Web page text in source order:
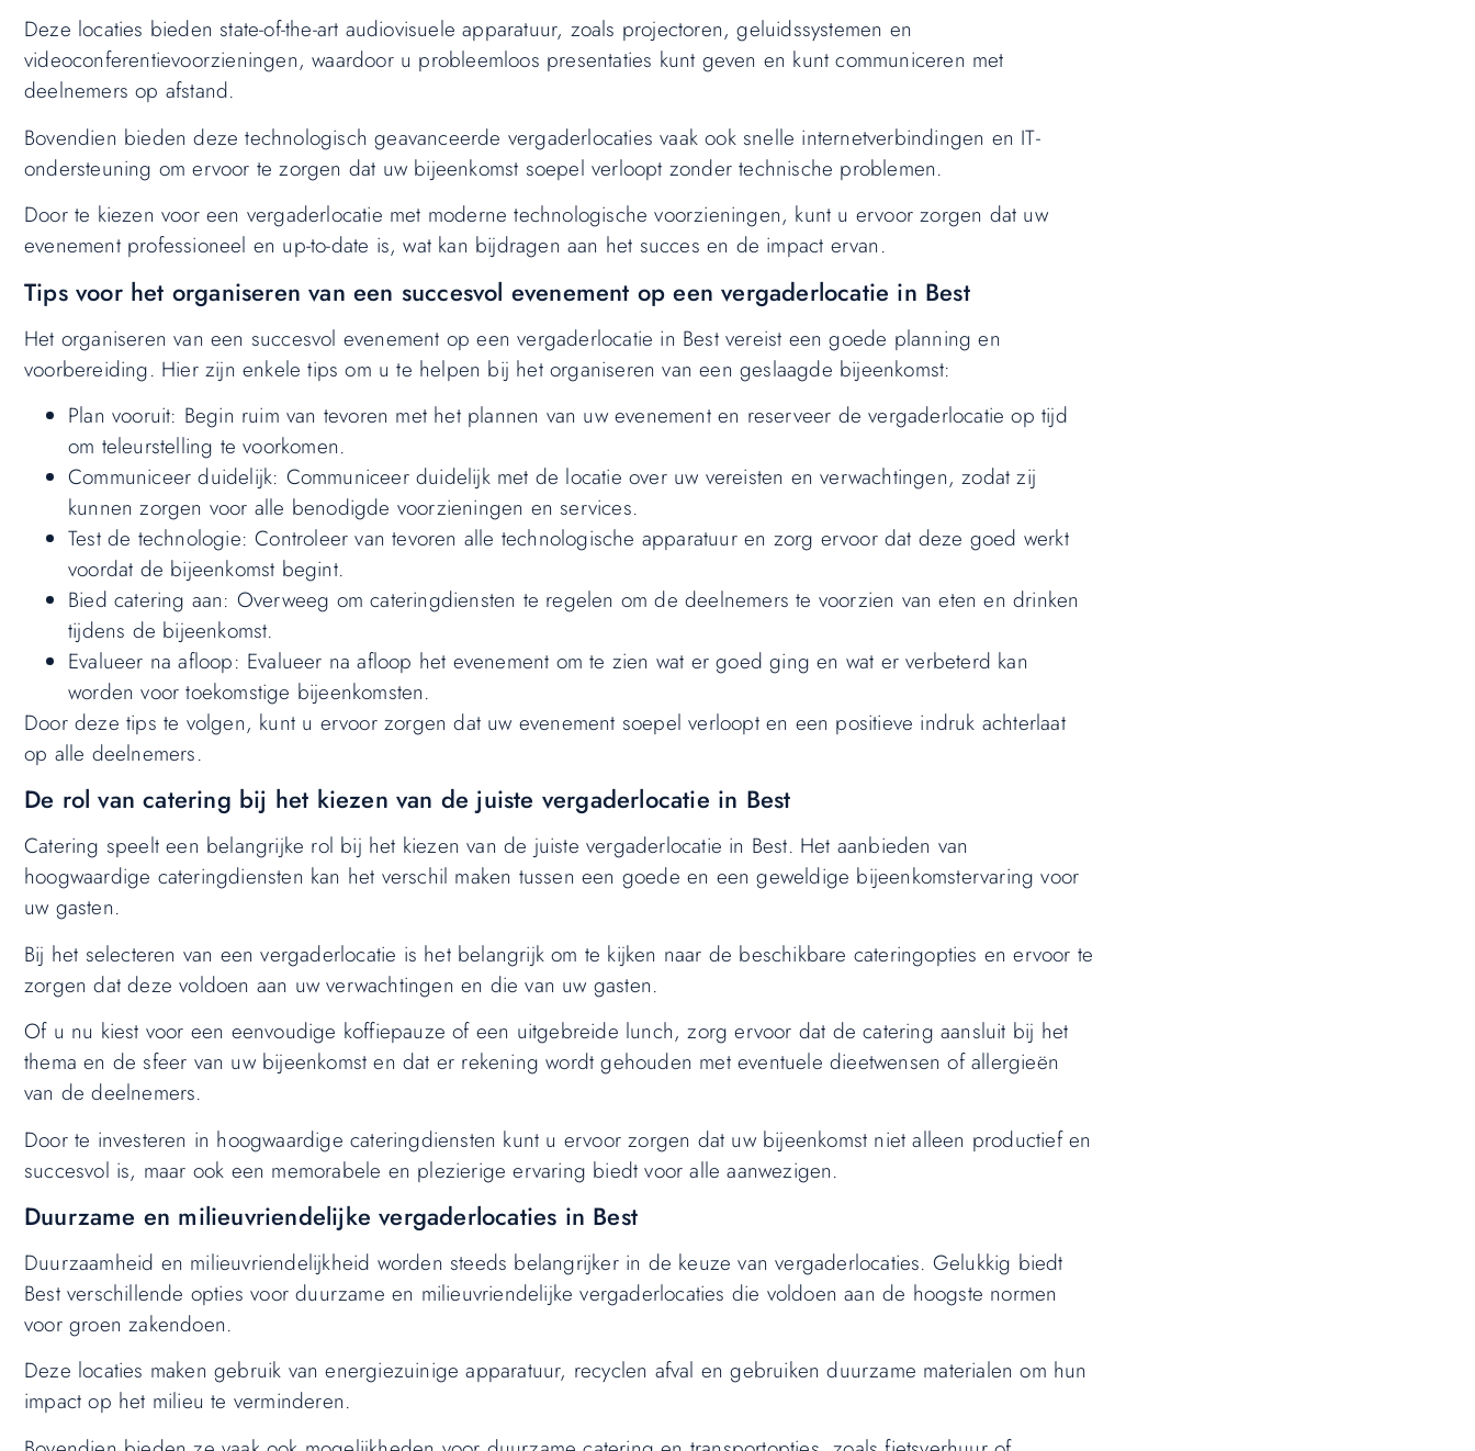
Deze locaties bieden state-of-the-art audiovisuele apparatuur, zoals projectoren, geluidssystemen en
videoconferentievoorzieningen, waardoor u probleemloos presentaties kunt geven en kunt communiceren met
deelnemers op afstand.
Bovendien bieden deze technologisch geavanceerde vergaderlocaties vaak ook snelle internetverbindingen en IT-
ondersteuning om ervoor te zorgen dat uw bijeenkomst soepel verloopt zonder technische problemen.
Door te kiezen voor een vergaderlocatie met moderne technologische voorzieningen, kunt u ervoor zorgen dat uw
evenement professioneel en up-to-date is, wat kan bijdragen aan het succes en de impact ervan.
Tips voor het organiseren van een succesvol evenement op een vergaderlocatie in Best
Het organiseren van een succesvol evenement op een vergaderlocatie in Best vereist een goede planning en
voorbereiding. Hier zijn enkele tips om u te helpen bij het organiseren van een geslaagde bijeenkomst:
Plan vooruit: Begin ruim van tevoren met het plannen van uw evenement en reserveer de vergaderlocatie op tijd
om teleurstelling te voorkomen.
Communiceer duidelijk: Communiceer duidelijk met de locatie over uw vereisten en verwachtingen, zodat zij
kunnen zorgen voor alle benodigde voorzieningen en services.
Test de technologie: Controleer van tevoren alle technologische apparatuur en zorg ervoor dat deze goed werkt
voordat de bijeenkomst begint.
Bied catering aan: Overweeg om cateringdiensten te regelen om de deelnemers te voorzien van eten en drinken
tijdens de bijeenkomst.
Evalueer na afloop: Evalueer na afloop het evenement om te zien wat er goed ging en wat er verbeterd kan
worden voor toekomstige bijeenkomsten.
Door deze tips te volgen, kunt u ervoor zorgen dat uw evenement soepel verloopt en een positieve indruk achterlaat
op alle deelnemers.
De rol van catering bij het kiezen van de juiste vergaderlocatie in Best
Catering speelt een belangrijke rol bij het kiezen van de juiste vergaderlocatie in Best. Het aanbieden van
hoogwaardige cateringdiensten kan het verschil maken tussen een goede en een geweldige bijeenkomstervaring voor
uw gasten.
Bij het selecteren van een vergaderlocatie is het belangrijk om te kijken naar de beschikbare cateringopties en ervoor te
zorgen dat deze voldoen aan uw verwachtingen en die van uw gasten.
Of u nu kiest voor een eenvoudige koffiepauze of een uitgebreide lunch, zorg ervoor dat de catering aansluit bij het
thema en de sfeer van uw bijeenkomst en dat er rekening wordt gehouden met eventuele dieetwensen of allergieën
van de deelnemers.
Door te investeren in hoogwaardige cateringdiensten kunt u ervoor zorgen dat uw bijeenkomst niet alleen productief en
succesvol is, maar ook een memorabele en plezierige ervaring biedt voor alle aanwezigen.
Duurzame en milieuvriendelijke vergaderlocaties in Best
Duurzaamheid en milieuvriendelijkheid worden steeds belangrijker in de keuze van vergaderlocaties. Gelukkig biedt
Best verschillende opties voor duurzame en milieuvriendelijke vergaderlocaties die voldoen aan de hoogste normen
voor groen zakendoen.
Deze locaties maken gebruik van energiezuinige apparatuur, recyclen afval en gebruiken duurzame materialen om hun
impact op het milieu te verminderen.